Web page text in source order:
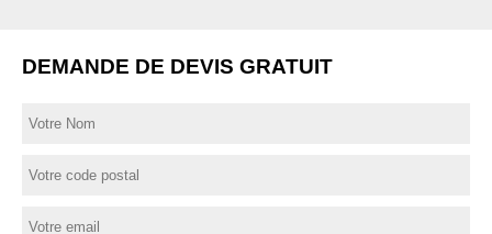
DEMANDE DE DEVIS GRATUIT